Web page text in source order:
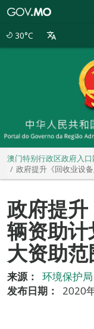
30°C
澳门特别行政区政府入
政府提升《回收业设
政府提
辆资助
大资助范
来源：
环境保护局
发布日期：
2020